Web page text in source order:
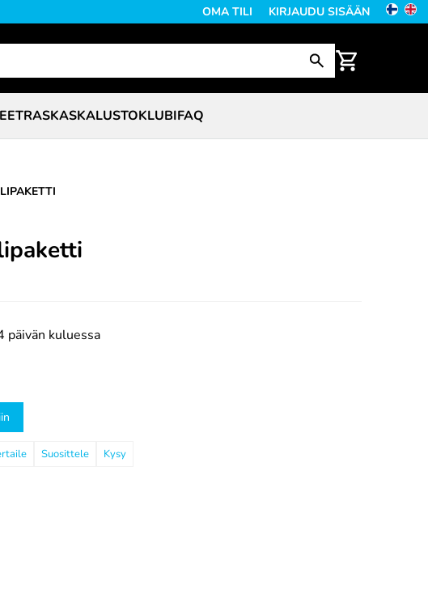
OMA TILI KIRJAUDU SISÄÄN
RASKASKALUSTOKLUBIFAQ
päivän kuluessa
Suosittele Kysy